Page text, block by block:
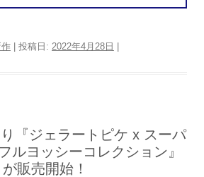
| 投稿日: 2022年4月28日
『ジェラートピケ x スーパ
ルヨッシーコレクション』
が販売開始！